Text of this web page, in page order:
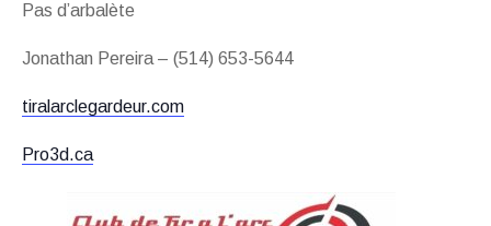
Pas d’arbalète
Jonathan Pereira – (514) 653-5644
tiralarclegardeur.com
Pro3d.ca